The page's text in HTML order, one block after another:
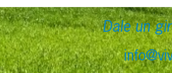
Dale un